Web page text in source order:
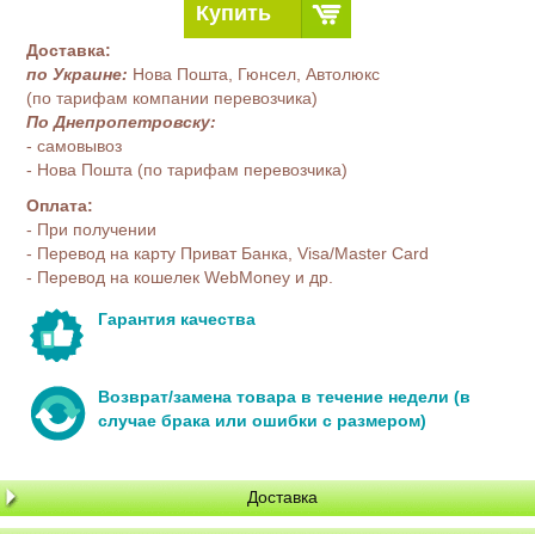
Купить
Доставка:
по Украине: Нова Пошта, Гюнсел, Автолюкс
(по тарифам компании перевозчика)
По Днепропетровску:
- самовывоз
- Нова Пошта (по тарифам перевозчика)
Оплата:
- При получении
- Перевод на карту Приват Банка, Visa/Master Card
- Перевод на кошелек WebMoney и др.
Гарантия качества
Возврат/замена товара в течение недели (в
случае брака или ошибки с размером)
Доставка